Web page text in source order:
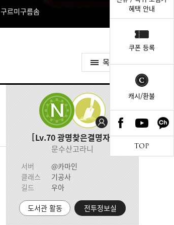
구르미구름솜
목록가기
Lv.70광명찾은결명자
문수산고라니
서버
@카마인
클래스
기공사
길드
우아
도서관 활동 전투정보실
혜택 안내
쿠폰 등록
캐시/환불
TOP